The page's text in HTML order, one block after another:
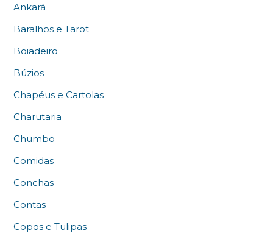
Ankará
Baralhos e Tarot
Boiadeiro
Búzios
Chapéus e Cartolas
Charutaria
Chumbo
Comidas
Conchas
Contas
Copos e Tulipas